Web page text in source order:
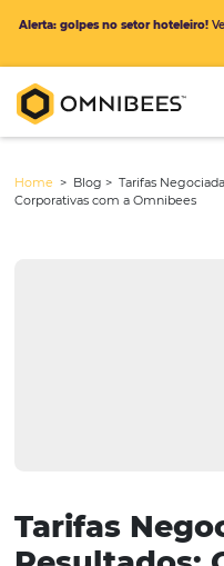
Alerta: golpes no setor